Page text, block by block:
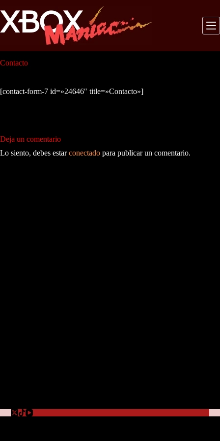
al
contenido
Contacto
[contact-form-7 id=»24646″ title=»Contacto»]
Deja un comentario
Lo siento, debes estarconectado para publicar un comentario.